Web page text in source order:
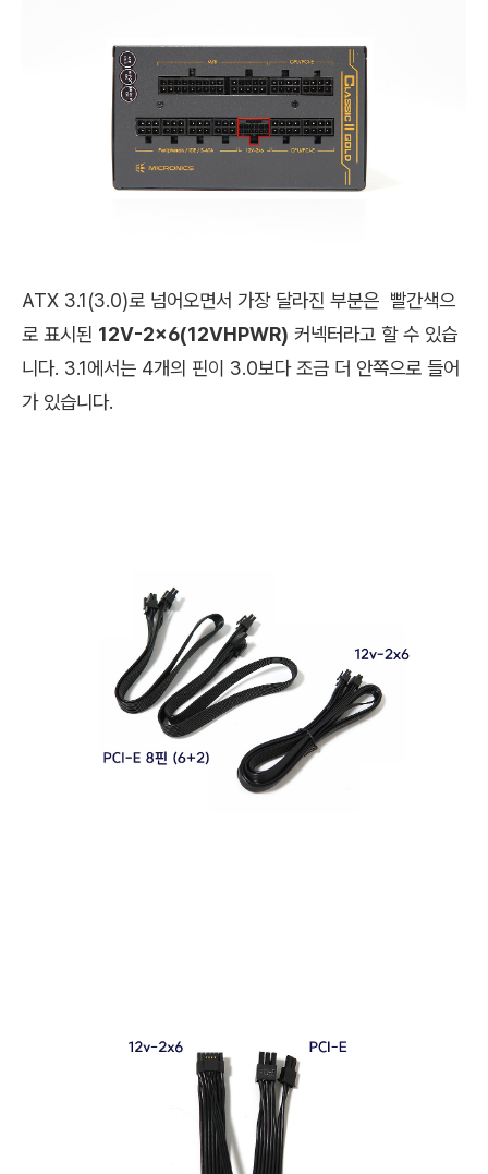
ATX 3.1(3.0)로 넘어오면서 가장 달라진 부분은 빨간색으
로 표시된 12V-2x6(12VHPWR) 커넥터라고 할 수 있습
니다. 3.1에서는 4개의 핀이 3.0보다 조금 더 안쪽으로 들어
가 있습니다.